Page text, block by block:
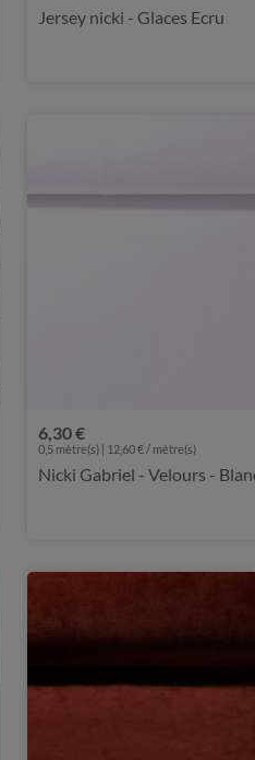
Jersey nicki - Glaces Ecru
6,30 €
0,5 mètre(s) | 12,60 € / mètre(s)
Nicki Gabriel - Velours -